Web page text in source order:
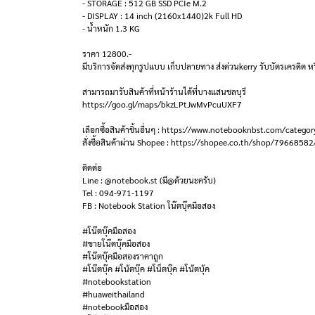
- STORAGE : 512 GB SSD PCIe M.2
- DISPLAY : 14 inch (2160x1440)2k Full HD
- น้ำหนัก 1.3 KG
ราคา 12800.-
มีบริการจัดส่งทุกรูปแบบ เก็บปลายทาง ส่งด่วนkerry รับบัตรเครดิต
สามารถมารับสินค้าที่หน้าร้านได้ที่บางแสนชลบุรี
https://goo.gl/maps/bkzLPtJwMvPcuUXF7
เลือกซื้อสินค้าชิ้นอื่นๆ : https://www.notebooknbst.com/
สั่งซื้อสินค้าผ่าน Shopee : https://shopee.co.th/shop/
ติดต่อ
Line : @notebook.st (มี@ด้วยนะครับ)
Tel : 094-971-1197
FB : Notebook Station โน๊ตบุ๊คมือสอง
#โน๊ตบุ๊คมือสอง
#ขายโน๊ตบุ๊คมือสอง
#โน๊ตบุ๊คมือสองราคาถูก
#โน๊ตบุ๊ค #โน้ตบุ๊ค #โน็ตบุ๊ค #โน้ตบุ้ค
#notebookstation
#huaweithailand
#notebookมือสอง